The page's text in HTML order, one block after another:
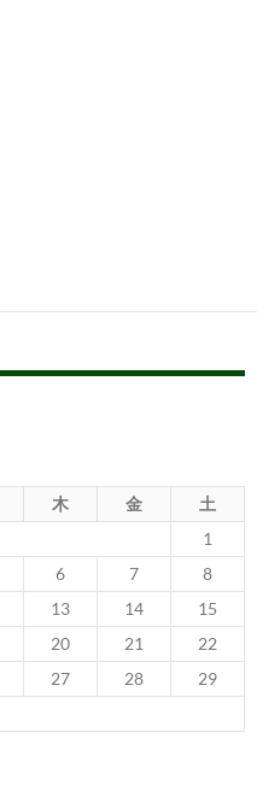
木 金
土
1
6 7
8
13 14
15
20 21
22
27 28
29